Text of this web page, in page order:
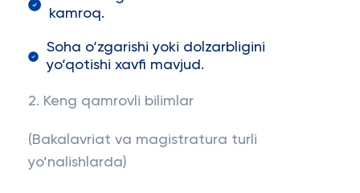
kamroq.
Soha o‘zgarishi yoki dolzarbligini
yo‘qotishi xavfi mavjud.
2. Keng qamrovli bilimlar
(Bakalavriat va magistratura turli
yo‘nalishlarda)